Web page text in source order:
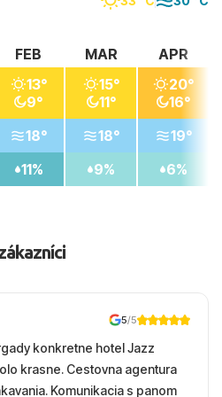
FEB
13°
9°
18°
11%
MAR
15°
11°
18°
9%
APR
20°
16°
19°
6%
5/5
konkretne hotel Jazz
krasne. Cestovna agentura
Komunikacia s panom